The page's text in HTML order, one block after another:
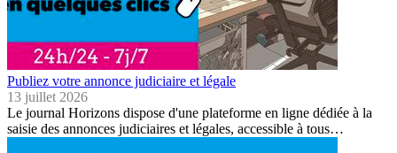
Publiez votre annonce judiciaire et légale
13 juillet 2026
Le journal Horizons dispose d'une plateforme en ligne dédiée à la
saisie des annonces judiciaires et légales, accessible à tous…